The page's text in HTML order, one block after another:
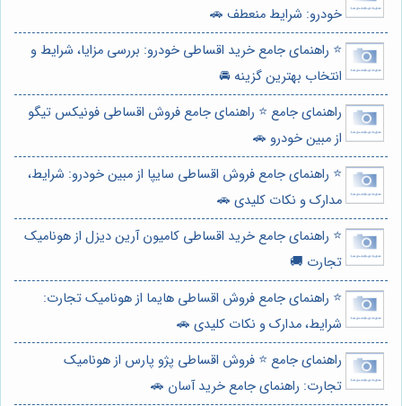
خودرو: شرایط منعطف 🚗
⭐️ راهنمای جامع خرید اقساطی خودرو: بررسی مزایا، شرایط و
انتخاب بهترین گزینه 🚘
راهنمای جامع ⭐️ راهنمای جامع فروش اقساطی فونیکس تیگو
از مبین خودرو 🚗
⭐️ راهنمای جامع فروش اقساطی سایپا از مبین خودرو: شرایط،
مدارک و نکات کلیدی 🚗
⭐️ راهنمای جامع خرید اقساطی کامیون آرین دیزل از هونامیک
تجارت 🚚
⭐️ راهنمای جامع فروش اقساطی هایما از هونامیک تجارت:
شرایط، مدارک و نکات کلیدی 🚗
راهنمای جامع ⭐️ فروش اقساطی پژو پارس از هونامیک
تجارت: راهنمای جامع خرید آسان 🚗